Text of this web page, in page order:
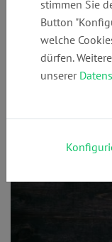
Mobilfunkvertrag
stimmen Sie
Button
welche
dürfen.
unserer